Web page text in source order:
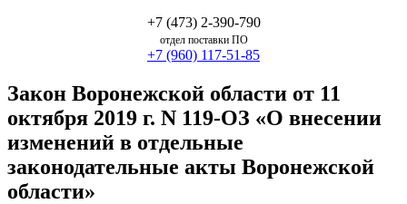
+7 (473) 2-390-790
отдел поставки ПО
+7 (960) 117-51-85
Закон Воронежской области от 11
октября 2019 г. N 119-ОЗ «О внесении
изменений в отдельные
законодательные акты Воронежской
области»